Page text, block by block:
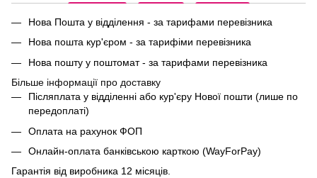
Нова Пошта у відділення - за тарифами перевізника
Нова пошта кур'єром - за тарифіми перевізника
Нова пошту у поштомат - за тарифами перевізника
Більше інформації про доставку
Післяплата у відділенні або кур'єру Нової пошти (лише по
передоплаті)
Оплата на рахунок ФОП
Онлайн-оплата банківською карткою (WayForPay)
Гарантія від виробника 12 місяців.